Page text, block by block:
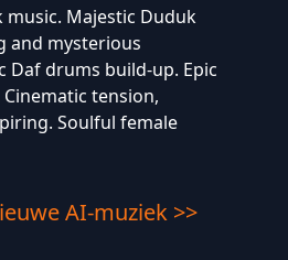
Majestic Duduk
and mysterious
Daf drums build-up. Epic
tension,
Soulful female
AI-muziek >>